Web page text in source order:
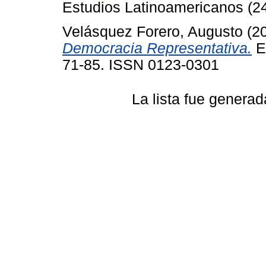
Estudios Latinoamericanos
Velásquez Forero, Augusto
Democracia Representativa.
71-85. ISSN 0123-0301
La lista fue